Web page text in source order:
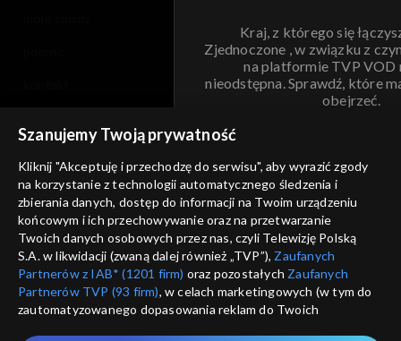
Kraj, z którego się
Zjednoczone , w związku z
na platformie TVP VOD
nieodstępna. Sprawdź, które
obejrzeć.
ANULUJ
informacje o dostawcy usług
Szanujemy Twoją prywatność
Kliknij "Akceptuję i przechodzę do serwisu", aby wyrazić zgody
na korzystanie z technologii automatycznego śledzenia i
zbierania danych, dostęp do informacji na Twoim urządzeniu
końcowym i ich przechowywanie oraz na przetwarzanie
Twoich danych osobowych przez nas, czyli Telewizję Polską
S.A. w likwidacji (zwaną dalej również „TVP”), Zaufanych
Partnerów z IAB* (1201 firm) oraz pozostałych Zaufanych
Partnerów TVP (93 firm), w celach marketingowych (w tym do
zautomatyzowanego dopasowania reklam do Twoich